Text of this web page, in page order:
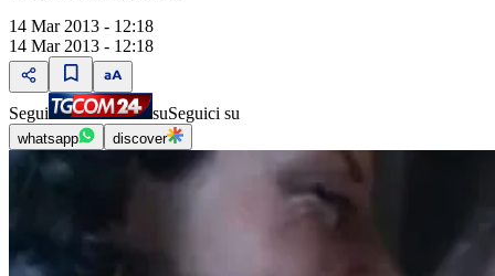
14 Mar 2013 - 12:18
14 Mar 2013 - 12:18
Segui suSeguici su
whatsapp discover